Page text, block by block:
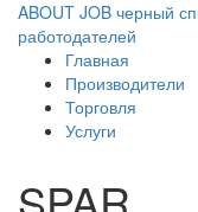
ABOUT JOB черный
работодателей
Главная
Производители
Торговля
Услуги